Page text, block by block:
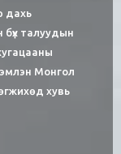
дахь
бүх талуудын
Монгол
хувь